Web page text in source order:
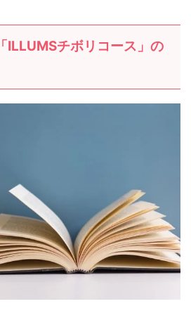
ILLUMSチボリコース」の